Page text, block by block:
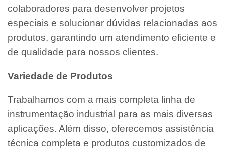
colaboradores para desenvolver projetos
especiais e solucionar dúvidas relacionadas aos
produtos, garantindo um atendimento eficiente e
de qualidade para nossos clientes.
Variedade de Produtos
Trabalhamos com a mais completa linha de
instrumentação industrial para as mais diversas
aplicações. Além disso, oferecemos assistência
técnica completa e produtos customizados de